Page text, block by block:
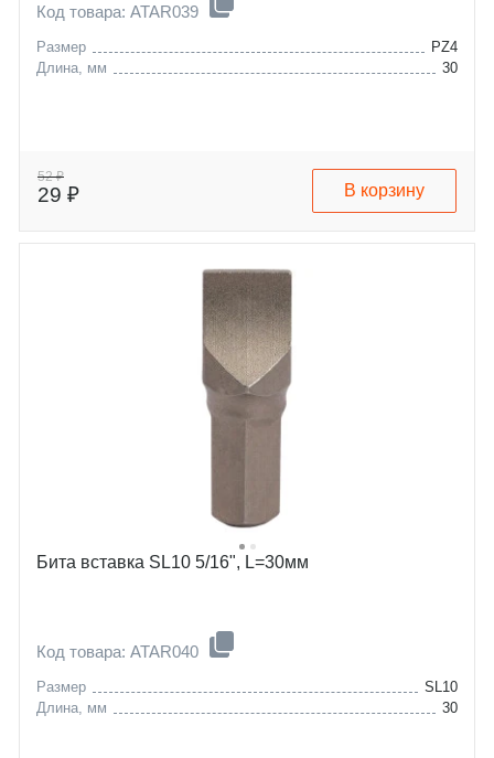
Код товара: ATAR039
Размер
PZ4
Длина, мм
30
52 ₽
29 ₽ В корзину
Бита вставка SL10 5/16", L=30мм
Код товара: ATAR040
Размер
SL10
Длина, мм
30